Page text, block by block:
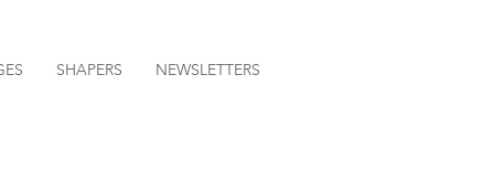
SHAPERS NEWSLETTERS